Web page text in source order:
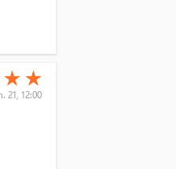
(*)
★ (*)
★
21, 12:00